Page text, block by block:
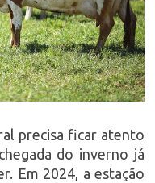
precisa ficar atento
do inverno já
Em 2024, a estação